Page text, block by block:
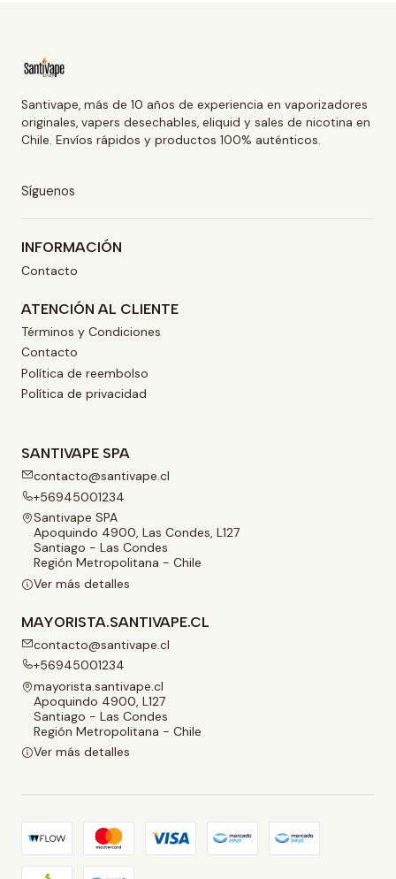
Santivape, más de 10 años de experiencia en vaporizadores
originales, vapers desechables, eliquid y sales de nicotina en
Chile. Envíos rápidos y productos 100% auténticos.
Síguenos
INFORMACIÓN
Contacto
ATENCIÓN AL CLIENTE
Términos y Condiciones
Contacto
Política de reembolso
Política de privacidad
SANTIVAPE SPA
contacto@santivape.cl
+56945001234
Santivape SPA
Apoquindo 4900, Las Condes, L127
Santiago - Las Condes
Región Metropolitana - Chile
Ver más detalles
MAYORISTA.SANTIVAPE.CL
contacto@santivape.cl
+56945001234
mayorista.santivape.cl
Apoquindo 4900, L127
Santiago - Las Condes
Región Metropolitana - Chile
Ver más detalles